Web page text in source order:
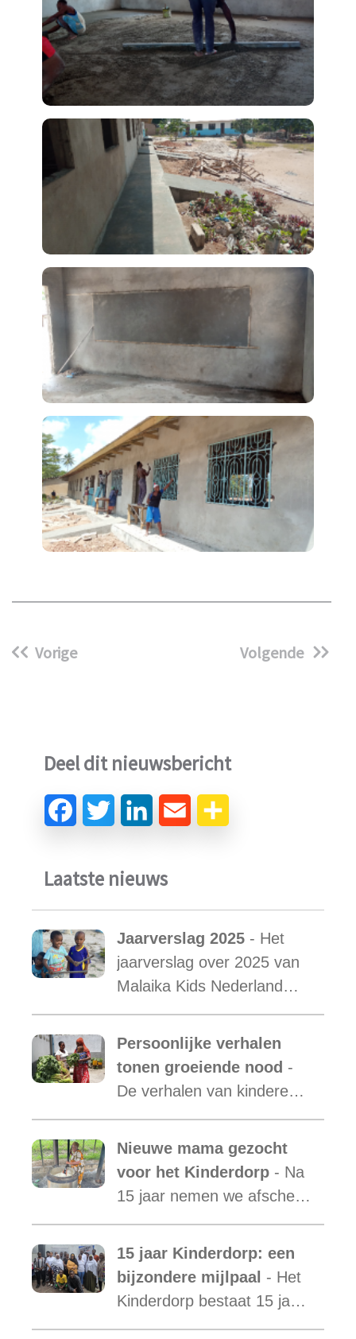
Vorige Volgende
Deel dit nieuwsbericht
Laatste nieuws
Jaarverslag 2025 - Het
jaarverslag over 2025 van
Malaika Kids Nederland
met daarin opgenomen het
verslag van de activiteiten
van Malaika Kids Tanzania
is uit.
Persoonlijke verhalen
tonen groeiende nood -
De verhalen van kinderen
laten zien hoe essentieel
onze ondersteuning is,
terwijl de vraag blijft
toenemen.
Nieuwe mama gezocht
voor het Kinderdorp - Na
15 jaar nemen we afscheid
van Mama Ester. We
starten de zoektocht naar
een nieuwe mama met een
warm hart voor onze
15 jaar Kinderdorp: een
bijzondere mijlpaal - Het
Kinderdorp bestaat 15 jaar
en groeide uit tot een plek